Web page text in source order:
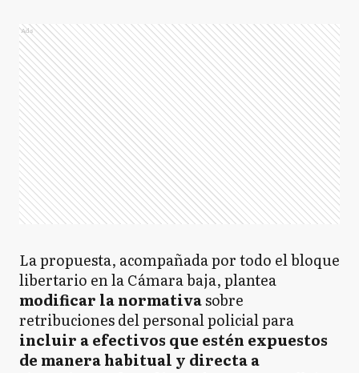
Ads
La propuesta, acompañada por todo el bloque
libertario en la Cámara baja, plantea
modificar la normativasobre
retribuciones del personal policial para
incluir a efectivos que estén expuestos
de manera habitual y directa a